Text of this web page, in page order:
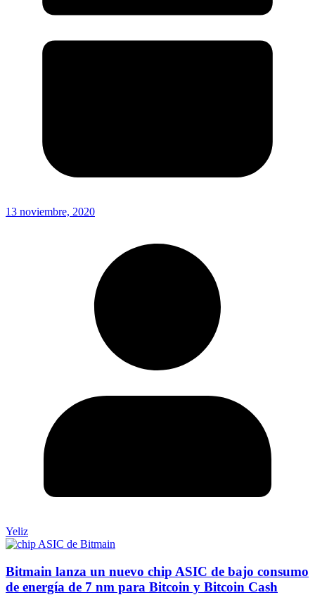
13 noviembre, 2020
Yeliz
Bitmain lanza un nuevo chip ASIC de bajo consumo
de energía de 7 nm para Bitcoin y Bitcoin Cash